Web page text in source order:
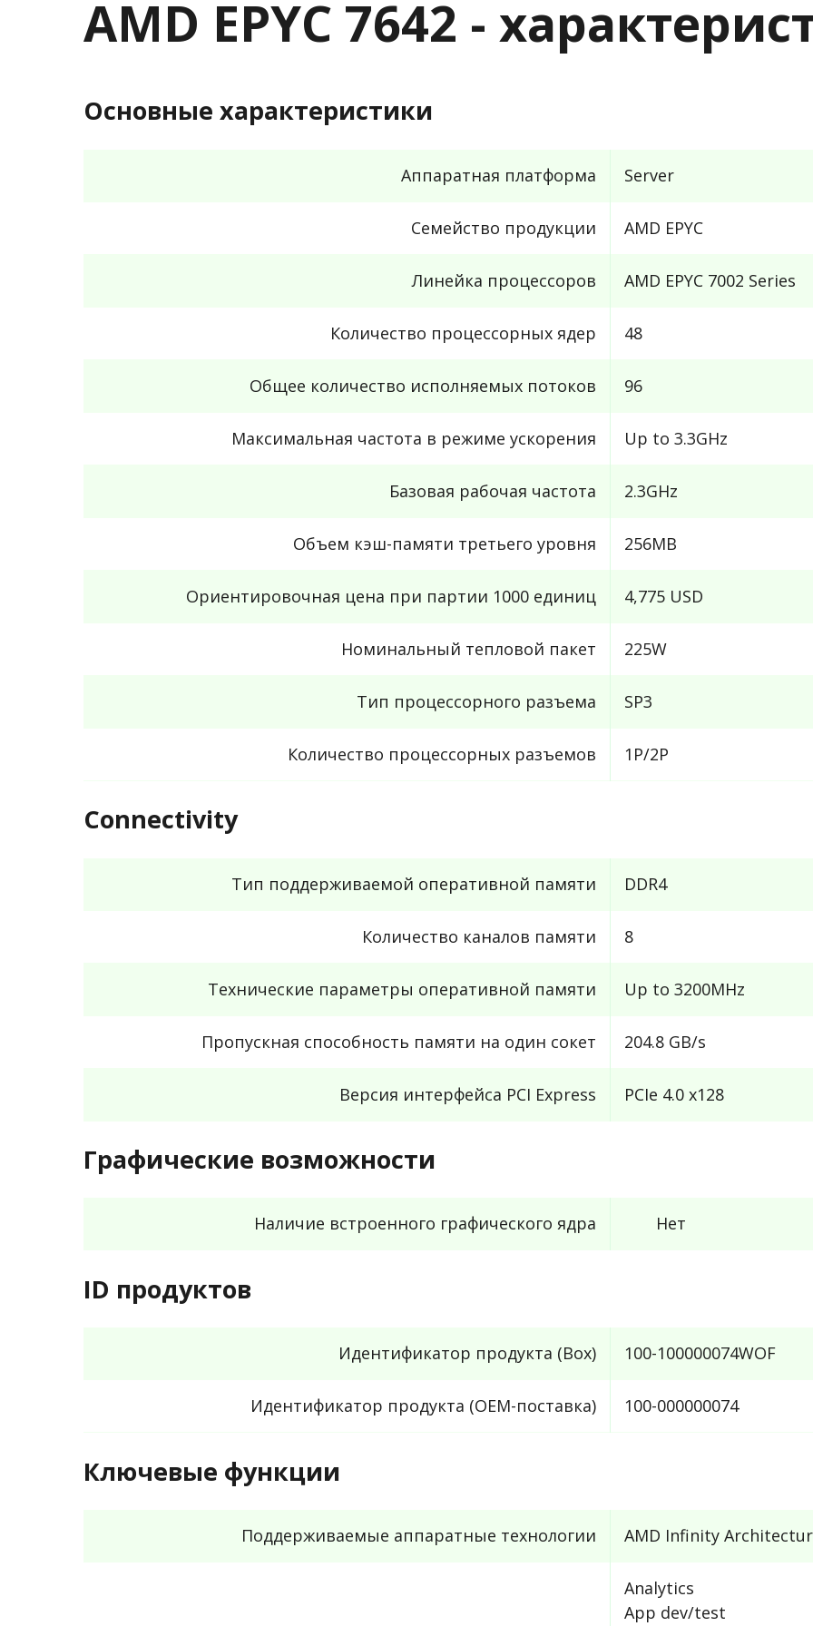
AMD EPYC 7642 -
Основные характеристики
Аппаратная платформа Server
Семейство продукции AMD EPYC
Линейка процессоров AMD EPYC 7002 Series
Количество процессорных ядер 48
Общее количество исполняемых потоков 96
Максимальная частота в режиме ускорения Up to 3.3GHz
Базовая рабочая частота 2.3GHz
Объем кэш-памяти третьего уровня 256MB
Ориентировочная цена при партии 1000 единиц 4,775 USD
Номинальный тепловой пакет 225W
Тип процессорного разъема SP3
Количество процессорных разъемов 1P/2P
Connectivity
Тип поддерживаемой оперативной памяти DDR4
Количество каналов памяти 8
Технические параметры оперативной памяти Up to 3200MHz
Пропускная способность памяти на один сокет 204.8 GB/s
Версия интерфейса PCI Express PCIe 4.0 x128
Графические возможности
Наличие встроенного графического ядра Нет
ID продуктов
Идентификатор продукта (Box) 100-100000074WOF
Идентификатор продукта (OEM-поставка) 100-000000074
Ключевые функции
Поддерживаемые аппаратные технологии AMD Infinity
Analytics
App dev/test